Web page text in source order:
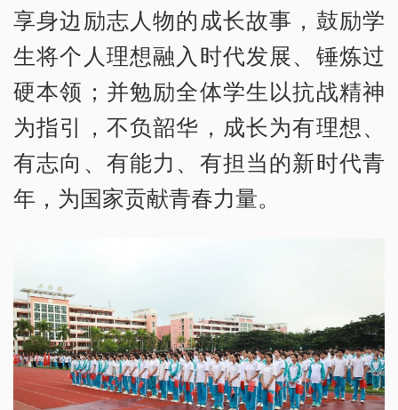
享身边励志人物的成长故事，鼓励学
生将个人理想融入时代发展、锤炼过
硬本领；并勉励全体学生以抗战精神
为指引，不负韶华，成长为有理想、
有志向、有能力、有担当的新时代青
年，为国家贡献青春力量。